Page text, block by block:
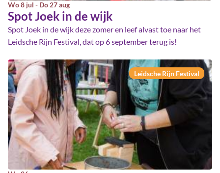
Wo 8 jul - Do 27 aug
Spot Joek in de wijk
Spot Joek in de wijk deze zomer en leef alvast toe naar het
Leidsche Rijn Festival, dat op 6 september terug is!
Leidsche Rijn Festival